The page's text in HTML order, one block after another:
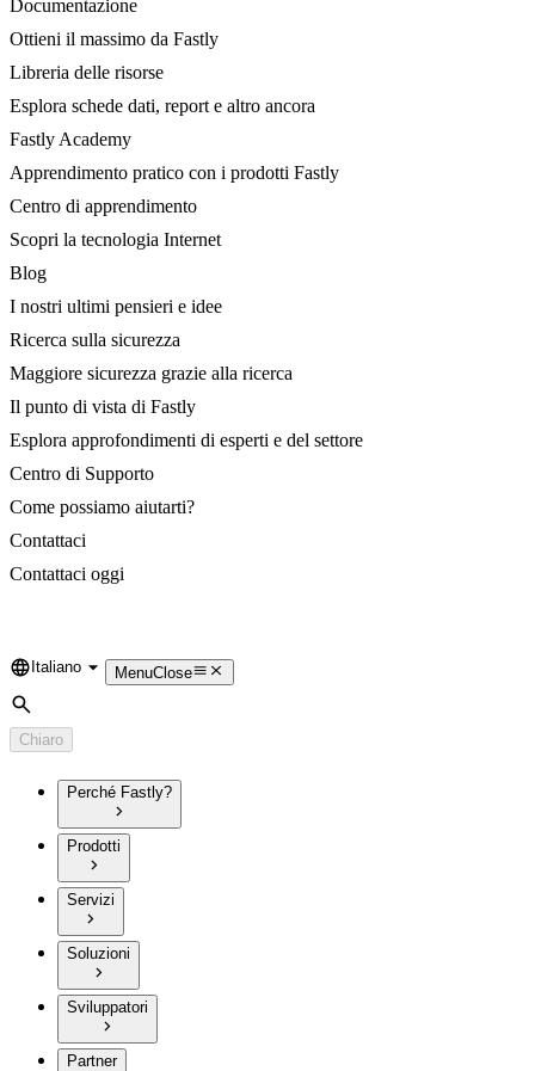
Documentazione
Ottieni il massimo da Fastly
Libreria delle risorse
Esplora schede dati, report e altro ancora
Fastly Academy
Apprendimento pratico con i prodotti Fastly
Centro di apprendimento
Scopri la tecnologia Internet
Blog
I nostri ultimi pensieri e idee
Ricerca sulla sicurezza
Maggiore sicurezza grazie alla ricerca
Il punto di vista di Fastly
Esplora approfondimenti di esperti e del settore
Centro di Supporto
Come possiamo aiutarti?
Contattaci
Contattaci oggi
Language
Italiano MenuClose
Cerca
Chiaro
Perché Fastly?
Prodotti
Servizi
Soluzioni
Sviluppatori
Partner